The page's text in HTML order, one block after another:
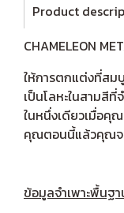
Product
CHAMELEON
ให้การตกแต่งที่ส
เป็นโลหะในสามสี
ในหนึ่งเดียวเมื่อคุ
คุณตอนนี้แล้วคุณจ
ข้อมูลจำเพาะพื้นฐ